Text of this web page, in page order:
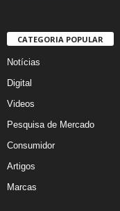
CATEGORIA POPULAR
Notícias
Digital
Videos
Pesquisa de Mercado
Consumidor
Artigos
Marcas